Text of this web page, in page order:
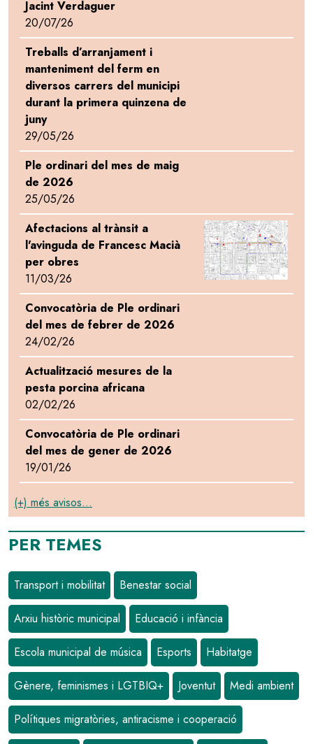
Jacint Verdaguer
20/07/26
Treballs d’arranjament i
manteniment del ferm en
diversos carrers del municipi
durant la primera quinzena de
juny
29/05/26
Ple ordinari del mes de maig
de 2026
25/05/26
Afectacions al trànsit a
l'avinguda de Francesc Macià
per obres
11/03/26
Image
Convocatòria de Ple ordinari
del mes de febrer de 2026
24/02/26
Actualització mesures de la
pesta porcina africana
02/02/26
Convocatòria de Ple ordinari
del mes de gener de 2026
19/01/26
(+) més avisos...
PER TEMES
Transport i mobilitat Benestar social
Arxiu històric municipal Educació i infància
Escola municipal de música Esports Habitatge
Gènere, feminismes i LGTBIQ+ Joventut Medi ambient
Polítiques migratòries, antiracisme i cooperació